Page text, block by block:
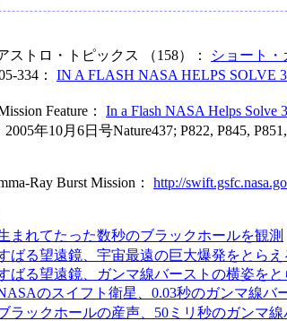
ストロ・トピックス （158）：
ショート
334： IN A FLASH NASA HELPS SOLVE
Feature： In a Flash NASA Helps Solve
年10月6日号Nature437; P822, P845,
Ray Burst Mission： http://
まれてたった数秒のブラックホールを観測
ばる望遠鏡、宇宙最遠の巨大爆発をとらえ
ばる望遠鏡、ガンマ線バーストの横姿をと
のスイフト衛星、0.03秒のガンマ線バ
ラックホールの産声、50ミリ秒のガンマ